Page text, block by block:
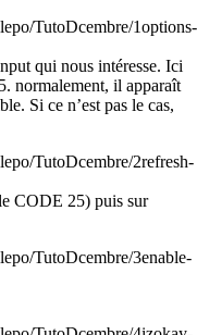
qui nous intéresse. Ici
normalement, il apparaît
Si ce n’est pas le cas,
CODE 25) puis sur